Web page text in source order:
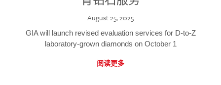
August 25, 2025
GIA will launch revised evaluation services for D-to-Z
laboratory-grown diamonds on October 1
阅读更多